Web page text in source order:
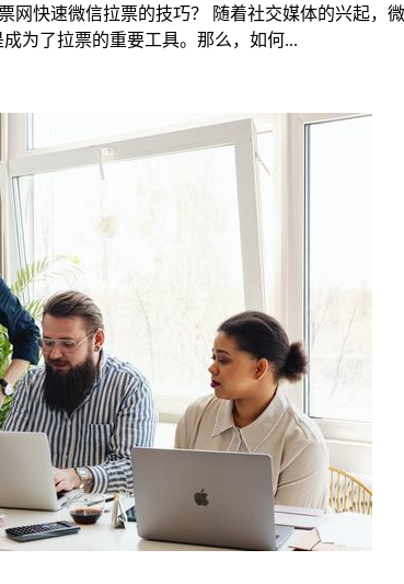
网快速微信拉票的技巧？ 随着社交媒体的兴起
为了拉票的重要工具。那么，如何...